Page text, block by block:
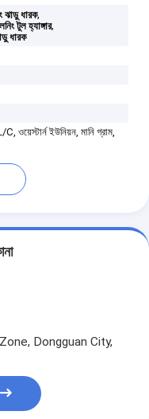
ঝাড়ু ধারক,
টুল হ্যাঙ্গার,
ধারক
ইউনিয়ন, মানি গ্রাম,
Dongguan City,